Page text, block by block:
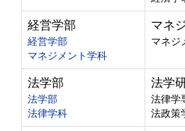
経営学部
経営学部
マネジメント学科
マネ
マネジ
法学部
法学部
法律学科
法学
法律学
法政策